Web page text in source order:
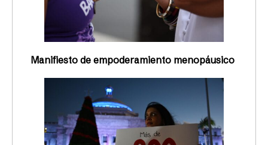
Manifiesto de empoderamiento menopáusico